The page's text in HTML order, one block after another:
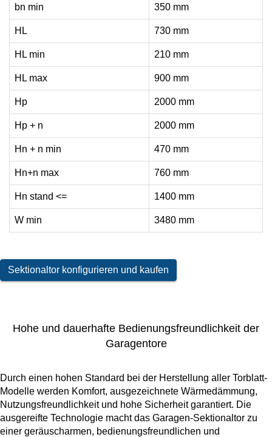
bn min 350 mm
HL 730 mm
HL min 210 mm
HL max 900 mm
Hp 2000 mm
Hp + n 2000 mm
Hn + n min 470 mm
Hn+n max 760 mm
Hn stand <= 1400 mm
W min 3480 mm
Sektionaltor konfigurieren und kaufen
Hohe und dauerhafte Bedienungsfreundlichkeit der
Garagentore
Durch einen hohen Standard bei der Herstellung aller Torblatt-
Modelle werden Komfort, ausgezeichnete Wärmedämmung,
Nutzungsfreundlichkeit und hohe Sicherheit garantiert. Die
ausgereifte Technologie macht das Garagen-Sektionaltor zu
einer geräuscharmen, bedienungsfreundlichen und